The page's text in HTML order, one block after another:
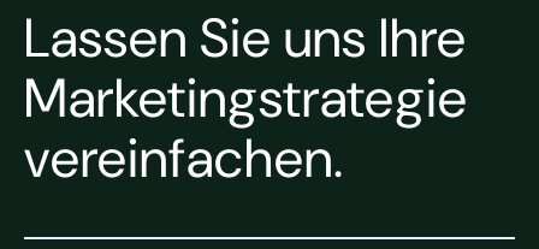
Lassen Sie uns Ihre
Marketingstrategie
vereinfachen.